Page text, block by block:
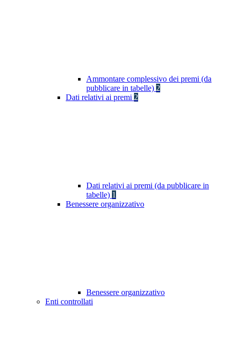
Ammontare complessivo dei premi (da
pubblicare in tabelle) 2
Dati relativi ai premi 2
Dati relativi ai premi (da pubblicare in
tabelle) 1
Benessere organizzativo
Benessere organizzativo
Enti controllati